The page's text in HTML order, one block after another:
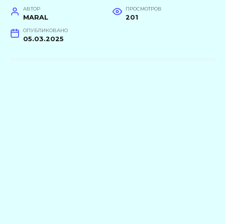
АВТОР
MARAL
ПРОСМОТРОВ
201
ОПУБЛИКОВАНО
05.03.2025